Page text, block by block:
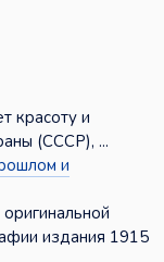
красоту и
(СССР), ...
и
издания 1915